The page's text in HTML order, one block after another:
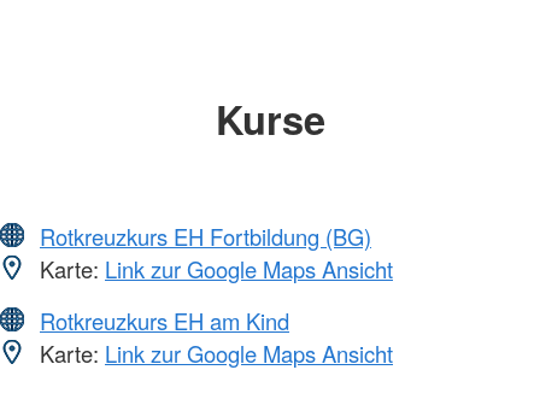
Kurse
Rotkreuzkurs EH Fortbildung (BG)
Karte: Link zur Google Maps Ansicht
Rotkreuzkurs EH am Kind
Karte: Link zur Google Maps Ansicht